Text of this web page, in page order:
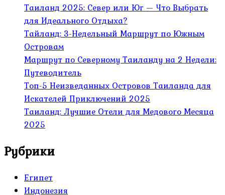
Таиланд 2025: Север или Юг — Что Выбрать
для Идеального Отдыха?
Тайланд: 3-Недельный Маршрут по Южным
Островам
Маршрут по Северному Таиланду на 2 Недели:
Путеводитель
Топ-5 Неизведанных Островов Таиланда для
Искателей Приключений 2025
Таиланд: Лучшие Отели для Медового Месяца
2025
Рубрики
Египет
Индонезия